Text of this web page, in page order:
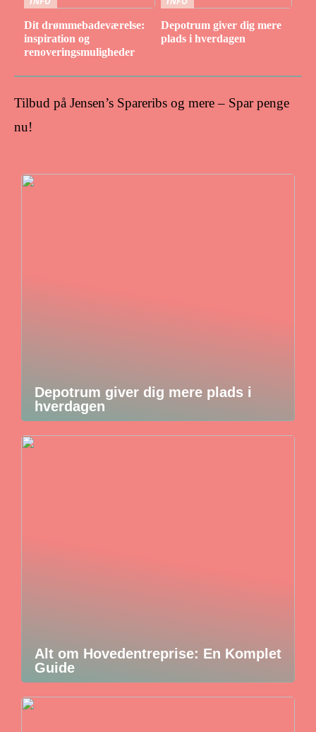
Dit drømmebadeværelse:
inspiration og
renoveringsmuligheder
Depotrum giver dig mere
plads i hverdagen
Tilbud på Jensen’s Spareribs og mere – Spar penge
nu!
Depotrum giver dig mere plads i
hverdagen
Alt om Hovedentreprise: En Komplet
Guide